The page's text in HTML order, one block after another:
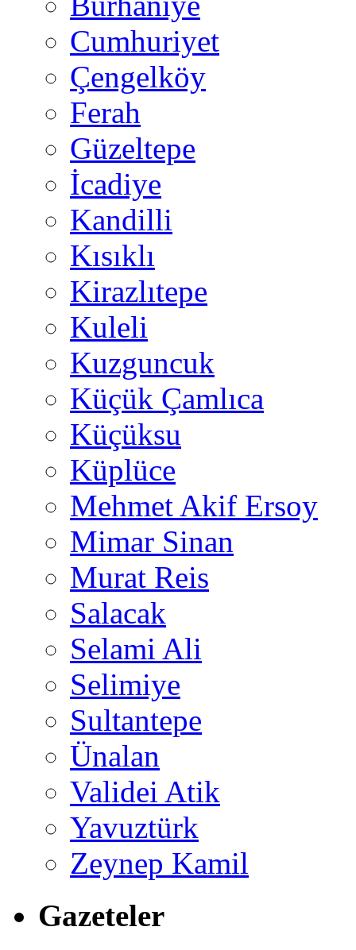
Cumhuriyet
Çengelköy
Ferah
Güzeltepe
İcadiye
Kandilli
Kısıklı
Kirazlıtepe
Kuleli
Kuzguncuk
Küçük Çamlıca
Küçüksu
Küplüce
Mehmet Akif Ersoy
Mimar Sinan
Murat Reis
Salacak
Selami Ali
Selimiye
Sultantepe
Ünalan
Validei Atik
Yavuztürk
Zeynep Kamil
Gazeteler